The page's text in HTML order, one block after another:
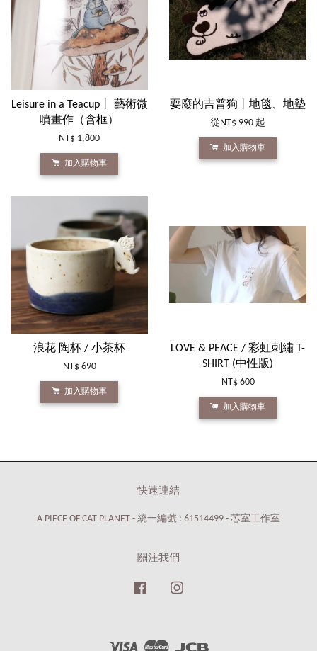
Leisure in a Teacup丨 藝術微
噴畫作（含框）
NT$ 1,800
加入購物車
耍廢的吉普狗丨地毯、地墊
從 NT$ 990 起
加入購物車
浪花 陶杯 / 小茶杯
NT$ 690
加入購物車
LOVE & PEACE / 彩虹刺繡 T-
SHIRT (中性版)
NT$ 600
加入購物車
快速連結
A PIECE OF CAT PLANET - 統一編號 : 61514499 - 芯室工作室
關注我們
Facebook
Visa Master